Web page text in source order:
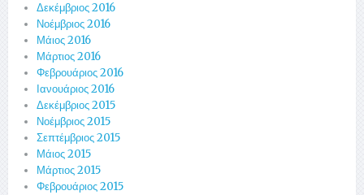
Δεκέμβριος 2016
Νοέμβριος 2016
Μάιος 2016
Μάρτιος 2016
Φεβρουάριος 2016
Ιανουάριος 2016
Δεκέμβριος 2015
Νοέμβριος 2015
Σεπτέμβριος 2015
Μάιος 2015
Μάρτιος 2015
Φεβρουάριος 2015